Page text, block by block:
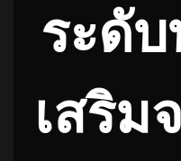
ระดั
เสริม